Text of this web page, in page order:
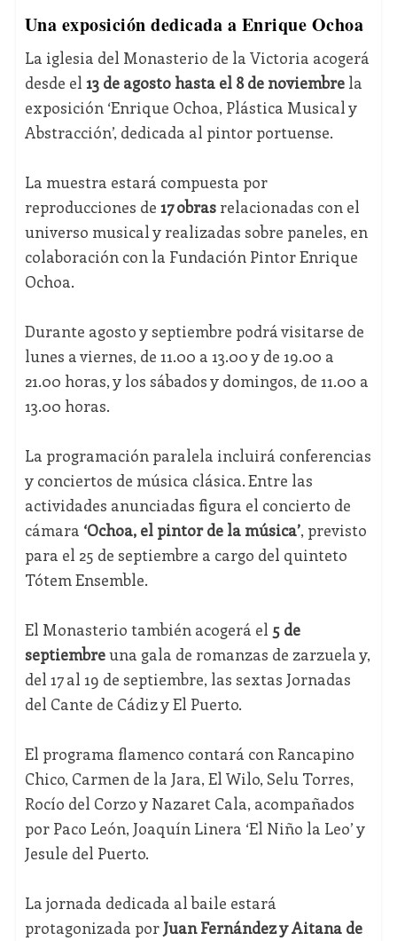
Una exposición dedicada a Enrique Ochoa
La iglesia del Monasterio de la Victoria acogerá
desde el 13 de agosto hasta el 8 de noviembrela
exposición ‘Enrique Ochoa, Plástica Musical y
Abstracción’, dedicada al pintor portuense.
La muestra estará compuesta por
reproducciones de 17 obrasrelacionadas con el
universo musical y realizadas sobre paneles, en
colaboración con la Fundación Pintor Enrique
Ochoa.
Durante agosto y septiembre podrá visitarse de
lunes a viernes, de 11.00 a 13.00 y de 19.00 a
21.00 horas, y los sábados y domingos, de 11.00 a
13.00 horas.
La programación paralela incluirá conferencias
y conciertos de música clásica. Entre las
actividades anunciadas figura el concierto de
cámara ‘Ochoa, el pintor de la música’, previsto
para el 25 de septiembre a cargo del quinteto
Tótem Ensemble.
El Monasterio también acogerá el 5 de
septiembreuna gala de romanzas de zarzuela y,
del 17 al 19 de septiembre, las sextas Jornadas
del Cante de Cádiz y El Puerto.
El programa flamenco contará con Rancapino
Chico, Carmen de la Jara, El Wilo, Selu Torres,
Rocío del Corzo y Nazaret Cala, acompañados
por Paco León, Joaquín Linera ‘El Niño la Leo’ y
Jesule del Puerto.
La jornada dedicada al baile estará
protagonizada por Juan Fernández y Aitana de